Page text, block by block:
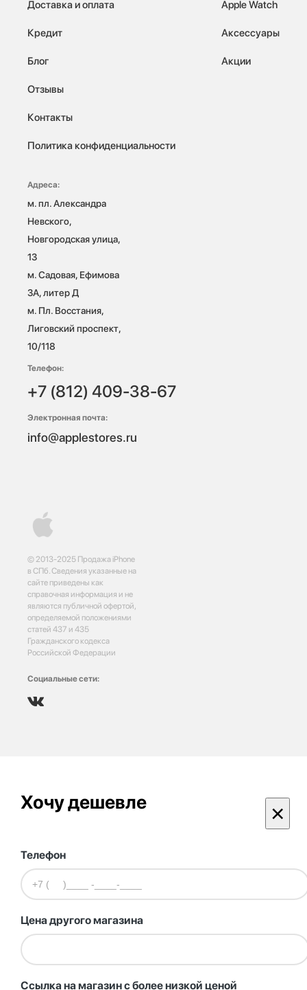
© 2013-2025 Продажа iPhone
в СПб. Сведения указанные на
сайте приведены как
справочная информация и не
являются публичной офертой,
определяемой положениями
статей 437 и 435
Гражданского кодекса
Российской Федерации
Социальные сети:
Доставка и оплата
Кредит
Блог
Отзывы
Контакты
Политика конфиденциальности
Apple Watch
Аксессуары
Акции
Адреса:
м. пл. Александра
Невского,
Новгородская улица,
13
м. Садовая, Ефимова
3А, литер Д
м. Пл. Восстания,
Лиговский проспект,
10/118
Телефон:
+7 (812) 409-38-67
Электронная почта:
info@applestores.ru
Хочу дешевле ×
Телефон
Цена другого магазина
Ссылка на магазин с более низкой ценой